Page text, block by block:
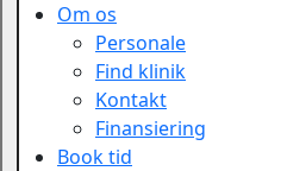
Om os
Personale
Find klinik
Kontakt
Finansiering
Book tid